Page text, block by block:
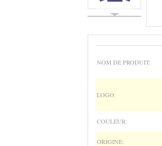
NOM DE PRODUIT:
LOGO:
COULEUR:
ORIGINE: